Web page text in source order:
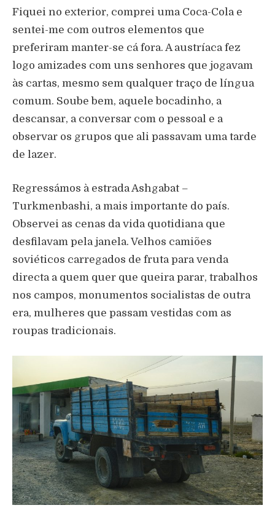
Fiquei no exterior, comprei uma Coca-Cola e
sentei-me com outros elementos que
preferiram manter-se cá fora. A austríaca fez
logo amizades com uns senhores que jogavam
às cartas, mesmo sem qualquer traço de língua
comum. Soube bem, aquele bocadinho, a
descansar, a conversar com o pessoal e a
observar os grupos que ali passavam uma tarde
de lazer.
Regressámos à estrada Ashgabat –
Turkmenbashi, a mais importante do país.
Observei as cenas da vida quotidiana que
desfilavam pela janela. Velhos camiões
soviéticos carregados de fruta para venda
directa a quem quer que queira parar, trabalhos
nos campos, monumentos socialistas de outra
era, mulheres que passam vestidas com as
roupas tradicionais.